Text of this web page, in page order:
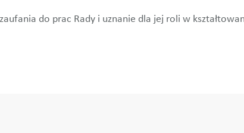
do prac Rady i uznanie dla jej roli w